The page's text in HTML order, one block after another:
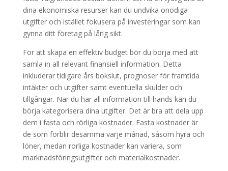
dina ekonomiska resurser kan du undvika onödiga
utgifter och istället fokusera på investeringar som kan
gynna ditt företag på lång sikt.
För att skapa en effektiv budget bör du börja med att
samla in all relevant finansiell information. Detta
inkluderar tidigare års bokslut, prognoser för framtida
intäkter och utgifter samt eventuella skulder och
tillgångar. När du har all information till hands kan du
börja kategorisera dina utgifter. Det är bra att dela upp
dem i fasta och rörliga kostnader. Fasta kostnader är
de som förblir desamma varje månad, såsom hyra och
löner, medan rörliga kostnader kan variera, som
marknadsföringsutgifter och materialkostnader.